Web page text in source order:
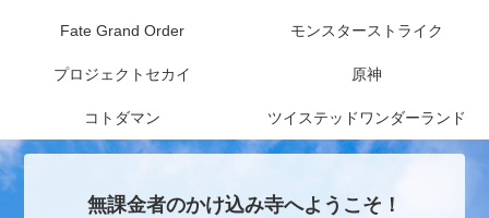
Fate Grand Order モンスターストライク
プロジェクトセカイ 原神
コトダマン ツイステッドワンダーランド
無課金者のかけ込み寺へようこそ！